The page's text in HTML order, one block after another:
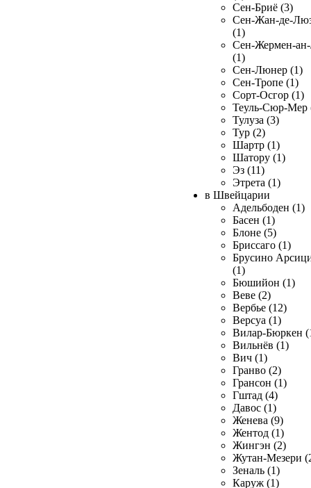
Сен-Бриё (3)
Сен-Жан-де-
(1)
Сен-Жермен-
(1)
Сен-Люнер (1)
Сен-Тропе (1)
Сорт-Осгор (1)
Теуль-Сюр-Мер
Тулуза (3)
Тур (2)
Шартр (1)
Шатору (1)
Эз (11)
Этрета (1)
в Швейцарии
Адельбоден (1)
Басен (1)
Блоне (5)
Бриссаго (1)
Брусино
(1)
Бюшийон (1)
Веве (2)
Вербье (12)
Версуа (1)
Вилар-Бюркен
Вильнёв (1)
Вич (1)
Гранво (2)
Грансон (1)
Гштад (4)
Давос (1)
Женева (9)
Жентод (1)
Жингэн (2)
Жутан-Мезери
Зеналь (1)
Каруж (1)